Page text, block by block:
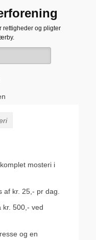
rettigheder og pligter
mosteri i
af kr. 25,- pr dag.
kr. 500,- ved
og en